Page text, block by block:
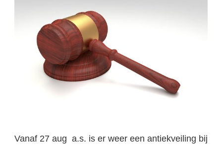
Vanaf 27 aug a.s. is er weer een antiekveiling bij